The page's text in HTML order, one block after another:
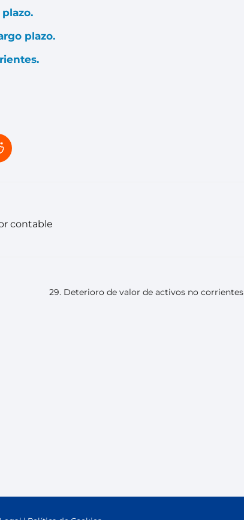
plazo.
contable
29. Deterioro de valor de activos no corrientes